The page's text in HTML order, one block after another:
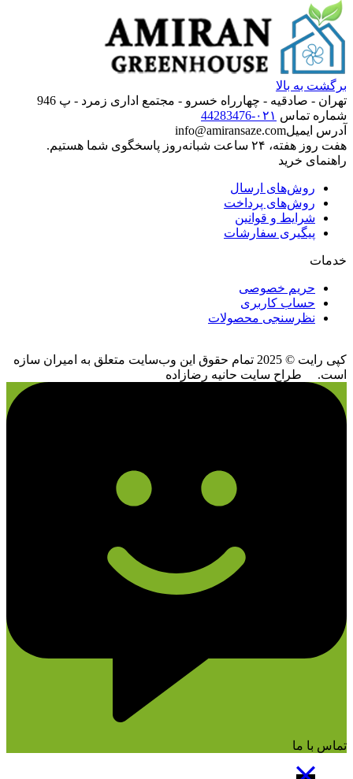
برگشت به بالا
تهران‌‌ -‌ صادقیه - چهارراه خسرو - مجتمع اداری زمرد - پ 946
شماره تماس ۰۲۱-44283476
آدرس ایمیلinfo@amiransaze.com
هفت روز هفته، ۲۴ ساعت شبانه‌روز پاسخگوی شما هستیم.
راهنمای خرید
روش‌های ارسال
روش‌های پرداخت
شرایط و قوانین
پیگیری سفارشات
خدمات
حریم خصوصی
حساب کاربری
نظرسنجی محصولات
کپی رایت © 2025 تمام حقوق اين وب‌سايت متعلق به امیران سازه
است. طراح سایت حانیه رضازاده
تماس با ما